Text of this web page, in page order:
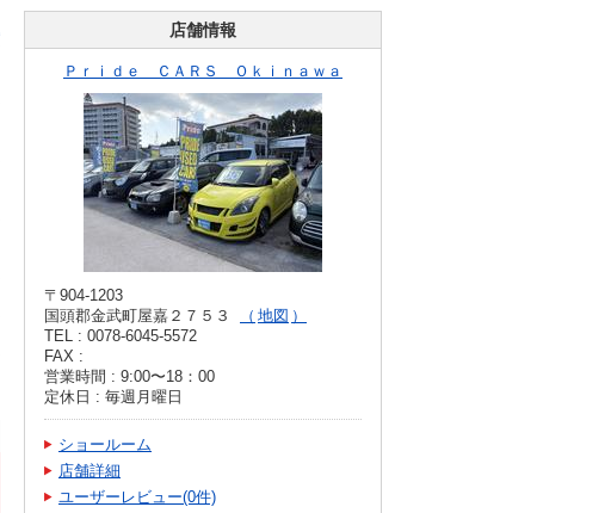
店舗情報
Ｐｒｉｄｅ ＣＡＲＳ Ｏｋｉｎａｗａ
〒904-1203
国頭郡金武町屋嘉２７５３
地図
TEL : 0078-6045-5572
FAX :
営業時間 : 9:00〜18：00
定休日 : 毎週月曜日
ショールーム
店舗詳細
ユーザーレビュー(0件)